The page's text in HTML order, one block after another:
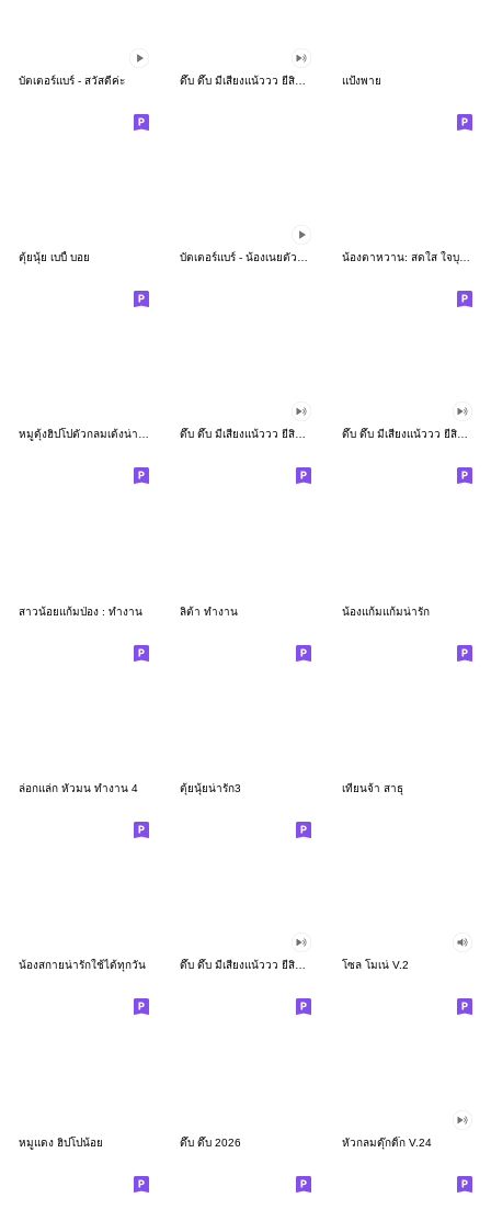
บัตเตอร์แบร์ - สวัสดีค่ะ แป้งพาย
ตุ้ยนุ้ย เบบี้ บอย น้องตาหวาน: สดใส ใจบุญ (สีพาสเทล)
หมูดุ้งฮิปโปตัวกลมเด้งน่ารัก ดึ๊บ ดึ๊บ มีเสียงแน้ววว ยี่สิบเจ็ด ดึ๊บ ดึ๊บ มีเสียงแน้ววว ยี่สิบหก
สาวน้อยแก้มป่อง : ทำงาน ลิต้า ทำงาน น้องแก้มแก้มน่ารัก
ล่อกแล่ก หัวมน ทำงาน 4 ตุ้ยนุ้ยน่ารัก3 เทียนจ้า สาธุ
น้องสกายน่ารักใช้ได้ทุกวัน ดึ๊บ ดึ๊บ มีเสียงแน้ววว ยี่สิบสอง โซล โมเน่ V.2
หมูแดง ฮิปโปน้อย ดึ๊บ ดึ๊บ 2026 หัวกลมดุ๊กดิ๊ก V.24